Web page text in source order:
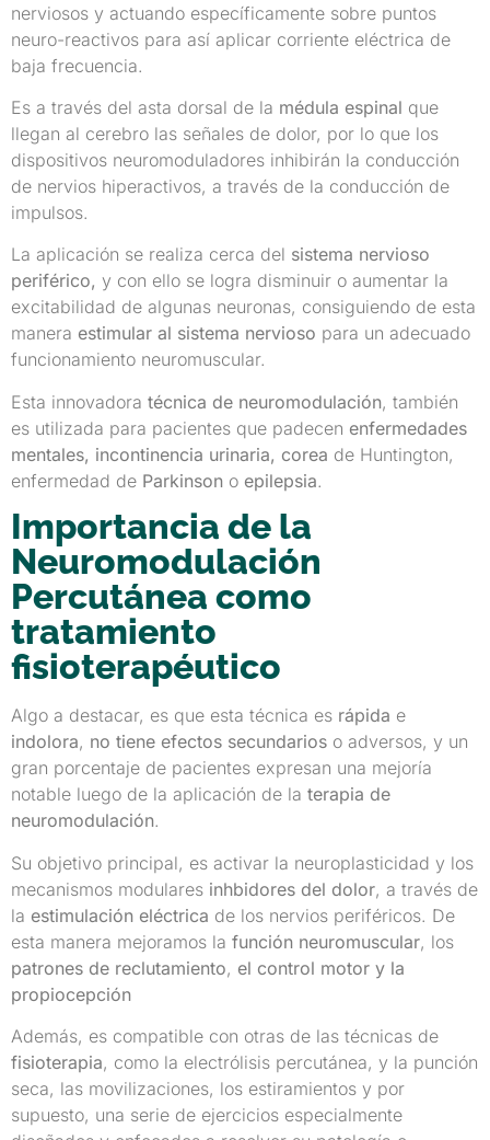
nerviosos y actuando específicamente sobre puntos
neuro-reactivos para así aplicar corriente eléctrica de
baja frecuencia.
Es a través del asta dorsal de la médula espinal que
llegan al cerebro las señales de dolor, por lo que los
dispositivos neuromoduladores inhibirán la conducción
de nervios hiperactivos, a través de la conducción de
impulsos.
La aplicación se realiza cerca del sistema nervioso
periférico, y con ello se logra disminuir o aumentar la
excitabilidad de algunas neuronas, consiguiendo de esta
manera estimular al sistema nervioso para un adecuado
funcionamiento neuromuscular.
Esta innovadora técnica de neuromodulación, también
es utilizada para pacientes que padecen enfermedades
mentales, incontinencia urinaria, corea de Huntington,
enfermedad de Parkinson o epilepsia.
Importancia de la
Neuromodulación
Percutánea como
tratamiento
fisioterapéutico
Algo a destacar, es que esta técnica es rápida e
indolora, no tiene efectos secundarios o adversos, y un
gran porcentaje de pacientes expresan una mejoría
notable luego de la aplicación de la terapia de
neuromodulación.
Su objetivo principal, es activar la neuroplasticidad y los
mecanismos modulares inhbidores del dolor, a través de
la estimulación eléctrica de los nervios periféricos. De
esta manera mejoramos la función neuromuscular, los
patrones de reclutamiento, el control motor y la
propiocepción
Además, es compatible con otras de las técnicas de
fisioterapia, como la electrólisis percutánea, y la punción
seca, las movilizaciones, los estiramientos y por
supuesto, una serie de ejercicios especialmente